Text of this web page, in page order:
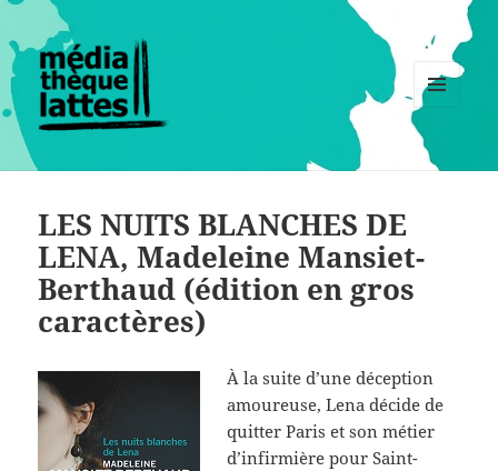
MENU
WIDGETS
LES NUITS BLANCHES DE
LENA, Madeleine Mansiet-
Berthaud (édition en gros
caractères)
À la suite d’une déception
amoureuse, Lena décide de
quitter Paris et son métier
d’infirmière pour Saint-